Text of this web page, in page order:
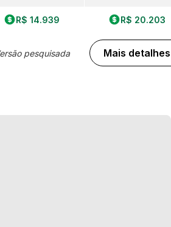
R$ 14.939
pesquisada
R$ 20.203
Mais detalhes